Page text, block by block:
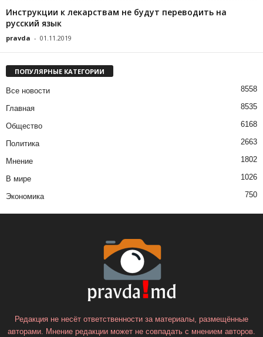
Инструкции к лекарствам не будут переводить на
русский язык
pravda - 01.11.2019
ПОПУЛЯРНЫЕ КАТЕГОРИИ
Все новости 8558
Главная 8535
Общество 6168
Политика 2663
Мнение 1802
В мире 1026
Экономика 750
Редакция не несёт ответственности за материалы, размещённые
авторами. Мнение редакции может не совпадать с мнением авторов.